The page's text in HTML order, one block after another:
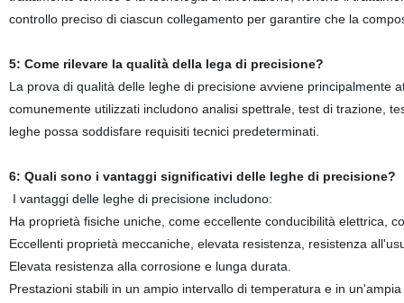
controllo preciso di ciascun collegamento per garantire che la
5: Come rilevare la qualità della lega di precisione?
La prova di qualità delle leghe di precisione avviene principalmente
comunemente utilizzati includono analisi spettrale, test di trazione,
leghe possa soddisfare requisiti tecnici predeterminati.
6: Quali sono i vantaggi significativi delle leghe di precisione?
I vantaggi delle leghe di precisione includono:
Ha proprietà fisiche uniche, come eccellente conducibilità elettrica,
Eccellenti proprietà meccaniche, elevata resistenza, resistenza
Elevata resistenza alla corrosione e lunga durata.
Prestazioni stabili in un ampio intervallo di temperatura e in